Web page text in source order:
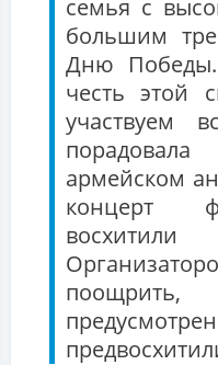
семья с
большим
Дню
честь этой
участвуем
армейском
концерт